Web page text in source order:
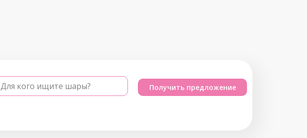
Для кого ищите шары? Получить предложение